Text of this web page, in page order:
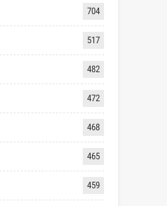
704
517
482
472
468
465
459